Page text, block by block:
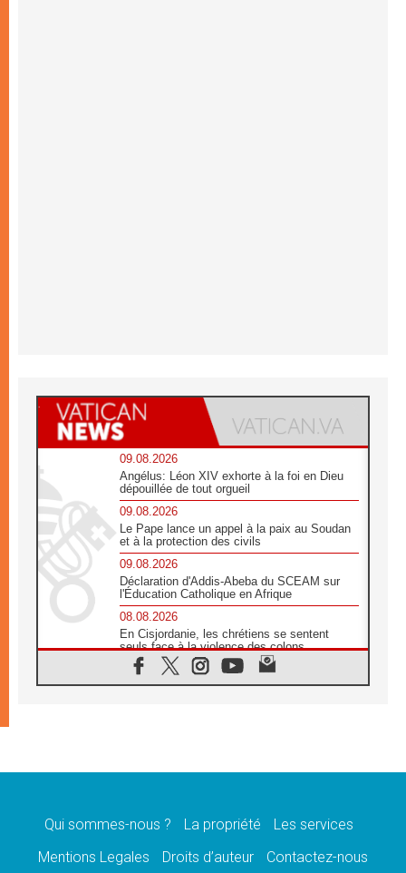
09.08.2026
Angélus: Léon XIV exhorte à la foi en Dieu
dépouillée de tout orgueil
09.08.2026
Le Pape lance un appel à la paix au Soudan
et à la protection des civils
09.08.2026
Déclaration d'Addis-Abeba du SCEAM sur
l'Éducation Catholique en Afrique
08.08.2026
En Cisjordanie, les chrétiens se sentent
seuls face à la violence des colons
08.08.2026
Léon XIV au sanctuaire de Notre Dame du
08.08.2026
08.08.2026
catholiques
Qui sommes-nous ? La propriété
Les services
Mentions Legales
Droits d’auteur Contactez-nous